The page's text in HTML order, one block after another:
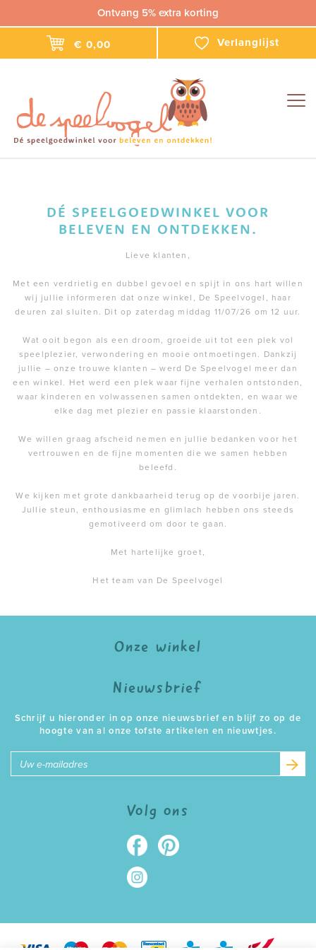
Ontvang 5% extra korting
€ 0,00 Verlanglijst
DÉ SPEELGOEDWINKEL VOOR
BELEVEN EN ONTDEKKEN.
Lieve klanten,
Met een verdrietig en dubbel gevoel en spijt in ons hart willen
wij jullie informeren dat onze winkel, De Speelvogel, haar
deuren zal sluiten. Dit op zaterdag middag 11/07/26 om 12 uur.
Wat ooit begon als een droom, groeide uit tot een plek vol
speelplezier, verwondering en mooie ontmoetingen. Dankzij
jullie – onze trouwe klanten – werd De Speelvogel meer dan
een winkel. Het werd een plek waar fijne verhalen ontstonden,
waar kinderen en volwassenen samen ontdekten, en waar we
elke dag met plezier en passie klaarstonden.
We willen graag afscheid nemen en jullie bedanken voor het
vertrouwen en de fijne momenten die we samen hebben
beleefd.
We kijken met grote dankbaarheid terug op de voorbije jaren.
Jullie steun, enthousiasme en glimlach hebben ons steeds
gemotiveerd om door te gaan.
Met hartelijke groet,
Het team van De Speelvogel
Onze winkel
Nieuwsbrief
Schrijf u hieronder in op onze nieuwsbrief en blijf zo op de
hoogte van al onze tofste artikelen en nieuwtjes.
Volg ons